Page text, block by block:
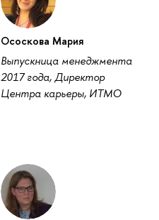
Ососкова Мария
Выпускница менеджмента
2017 года, Директор
Центра карьеры, ИТМО